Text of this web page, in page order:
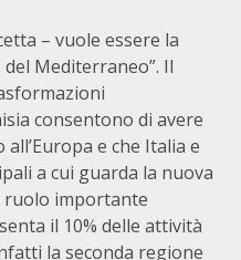
– vuole essere la
Mediterraneo”. Il
consentono di avere
e che Italia e
a cui guarda la nuova
ruolo importante
il 10% delle attività
la seconda regione